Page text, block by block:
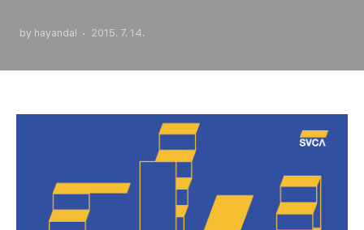
by hayandal 2015. 7. 14.